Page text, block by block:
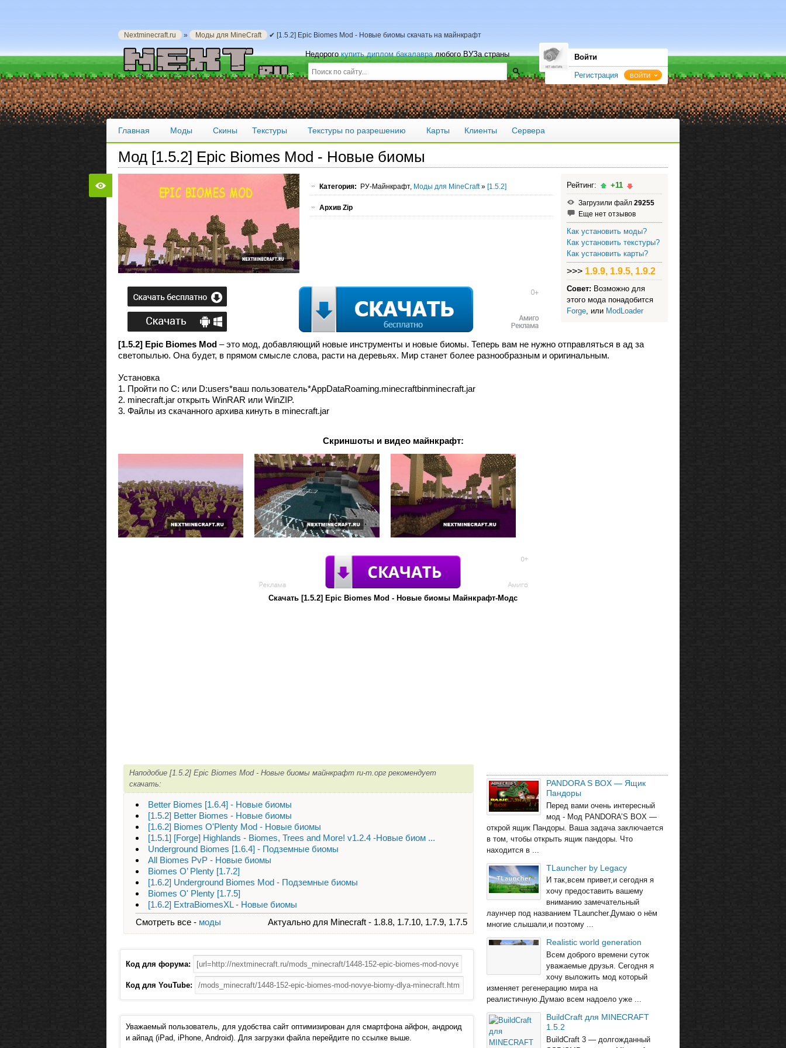
Nextminecraft.ru » Моды для MineCraft ✔ [1.5.2] Epic Biomes Mod - Новые биомы скачать на майнкрафт
Недорогокупить диплом бакалавралюбого ВУЗа страны Войти
Регистрация ВОЙТИ
Главная Моды Скины Текстуры Текстуры по разрешению Карты Клиенты Сервера
Мод [1.5.2] Epic Biomes Mod - Новые биомы
Категория: РУ-Майнкрафт, Моды для MineCraft» [1.5.2]
Архив Zip
Рейтинг: +11
Загрузили файл 29255
Еще нет отзывов
Как установить моды?
Как установить текстуры?
Как установить карты?
>>> 1.9.9, 1.9.5, 1.9.2
Совет: Возможно для
этого мода понадобится
Forge, или ModLoader
[1.5.2] Epic Biomes Mod – это мод, добавляющий новые инструменты и новые биомы. Теперь вам не нужно отправляться в ад за
светопылью. Она будет, в прямом смысле слова, расти на деревьях. Мир станет более разнообразным и оригинальным.
Установка
1. Пройти по C: или D:users*ваш пользователь*AppDataRoaming.minecraftbinminecraft.jar
2. minecraft.jar открыть WinRAR или WinZIP.
3. Файлы из скачанного архива кинуть в minecraft.jar
Скриншоты и видео майнкрафт:
Скачать [1.5.2] Epic Biomes Mod - Новые биомы Майнкрафт-Модс
Наподобие [1.5.2] Epic Biomes Mod - Новые биомы майнкрафт ru-m.орг рекомендует
скачать:
Better Biomes [1.6.4] - Новые биомы
[1.5.2] Better Biomes - Новые биомы
[1.6.2] Biomes O'Plenty Mod - Новые биомы
[1.5.1] [Forge] Highlands - Biomes, Trees and More! v1.2.4 -Новые биом ...
Underground Biomes [1.6.4] - Подземные биомы
All Biomes PvP - Новые биомы
Biomes O’ Plenty [1.7.2]
[1.6.2] Underground Biomes Mod - Подземные биомы
Biomes O' Plenty [1.7.5]
[1.6.2] ExtraBiomesXL - Новые биомы
Смотреть все - моды Актуально для Minecraft - 1.8.8, 1.7.10, 1.7.9, 1.7.5
Код для форума:
Код для YouTube:
Уважаемый пользователь, для удобства сайт оптимизирован для смартфона айфон, андроид
и айпад (iPad, iPhone, Android). Для загрузки файла перейдите по ссылке выше.
PANDORA S BOX — Ящик
Пандоры
Перед вами очень интересный
мод - Мод PANDORA’S BOX —
открой ящик Пандоры. Ваша задача заключается
в том, чтобы открыть ящик пандоры. Что
находится в ...
TLauncher by Legacy
И так,всем привет,и сегодня я
хочу предоставить вашему
вниманию замечательный
лаунчер под названием TLauncher.Думаю о нём
многие слышали,и поэтому ...
Realistic world generation
Всем доброго времени суток
уважаемые друзья. Сегодня я
хочу выложить мод который
изменяет регенерацию мира на
реалистичную.Думаю всем надоело уже ...
BuildCraft для MINECRAFT
1.5.2
BuildCraft 3 — долгожданный